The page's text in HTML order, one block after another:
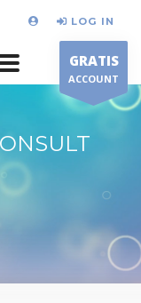
LOG IN
GRATIS
ACCOUNT